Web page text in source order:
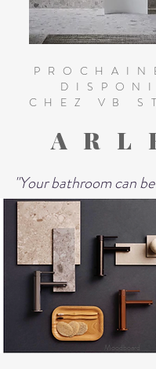
CHEZ VB
"Your bathroom can
Moodboard